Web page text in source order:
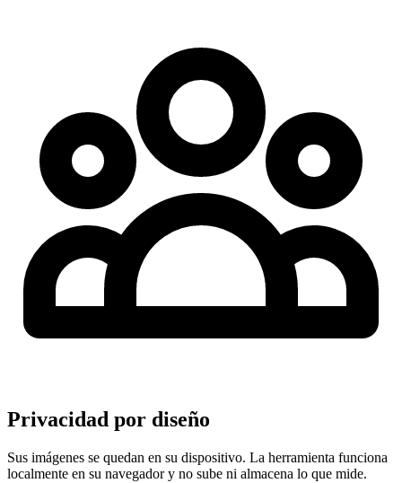
Privacidad por diseño
Sus imágenes se quedan en su dispositivo. La herramienta funciona
localmente en su navegador y no sube ni almacena lo que mide.